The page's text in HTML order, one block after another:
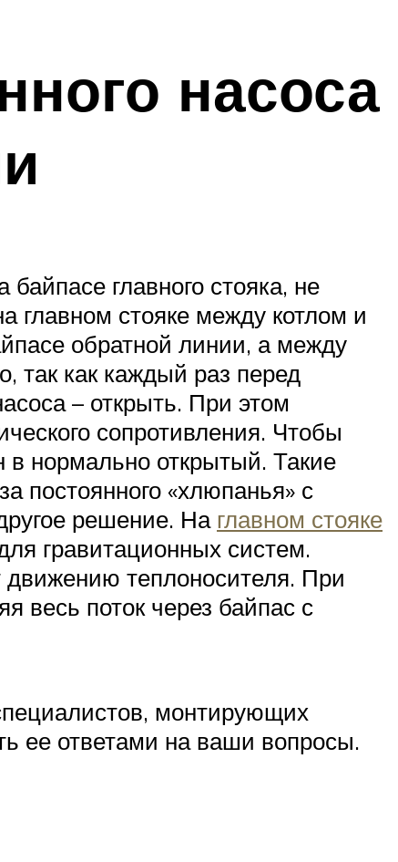
насоса
главного стояка, не
главном стояке между котлом и
обратной линии, а между
так как каждый раз перед
– открыть. При этом
сопротивления. Чтобы
в нормально открытый. Такие
постоянного «хлюпанья» с
решение. На главном стояке
гравитационных систем.
теплоносителя. При
весь поток через байпас с
монтирующих
ее ответами на ваши вопросы.